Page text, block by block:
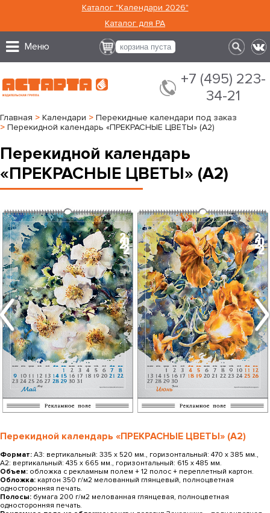
Каталог "Календари 2026"
Каталог для РА
Меню корзина пуста
+7 (495) 223-
34-21
Главная > Календари > Перекидные календари под заказ
> Перекидной календарь «ПРЕКРАСНЫЕ ЦВЕТЫ» (А2)
Перекидной календарь
«ПРЕКРАСНЫЕ ЦВЕТЫ» (А2)
Перекидной календарь «ПРЕКРАСНЫЕ ЦВЕТЫ» (А2)
Формат: А3: вертикальный: 335 х 520 мм., горизонтальный: 470 х 385 мм.,
А2: вертикальный: 435 х 665 мм., горизонтальный: 615 x 485 мм.
Объем: обложка с рекламным полем + 12 полос + переплетный картон.
Обложка: картон 350 г/м2 мелованный глянцевый, полноцветная
односторонняя печать.
Полосы: бумага 200 г/м2 мелованная глянцевая, полноцветная
односторонняя печать.